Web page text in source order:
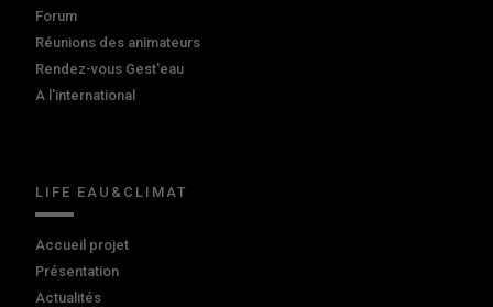
Forum
Réunions des animateurs
Rendez-vous Gest'eau
A l'international
LIFE EAU&CLIMAT
Accueil projet
Présentation
Actualités